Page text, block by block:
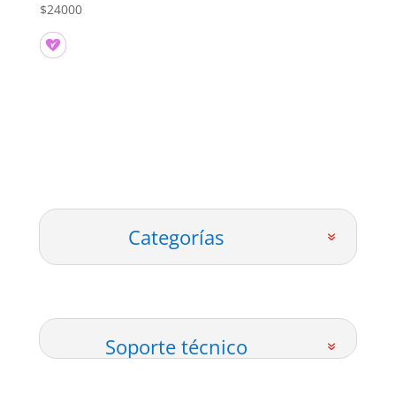
$24000
Categorías
Soporte técnico